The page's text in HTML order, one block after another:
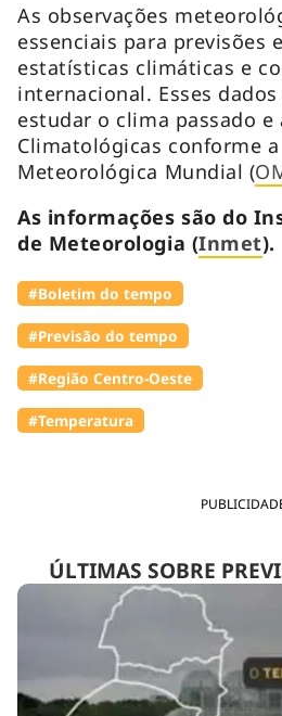
ÚLTIMAS SOBRE
As observações
essenciais para previsões
estatísticas climáticas e
internacional. Esses
estudar o clima passado
Climatológicas conforme
Meteorológica Mundial (
As informações são do
de Meteorologia (Inmet).
#Boletim do tempo
#Previsão do tempo
#Região Centro-Oeste
#Temperatura